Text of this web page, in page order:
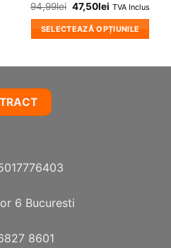
94,99lei 47,50lei TVA Inclus
SELECTEAZĂ OPȚIUNILE
6 Bucuresti
8601